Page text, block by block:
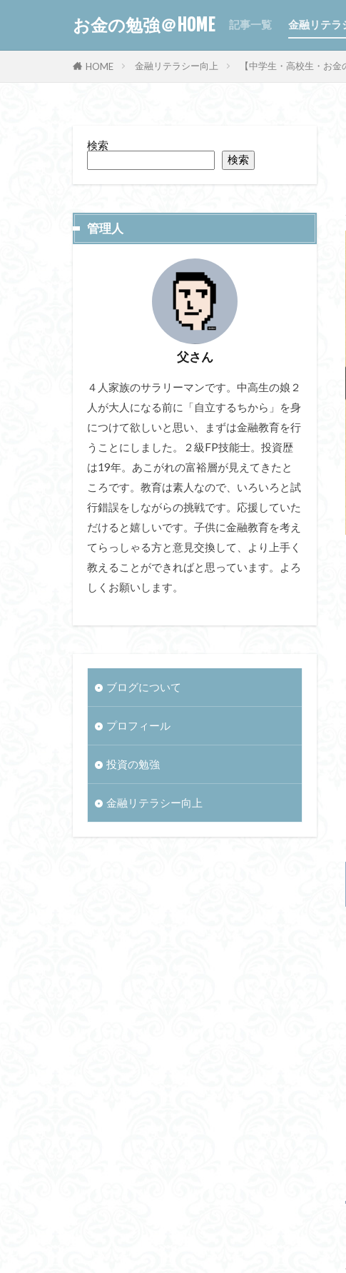
お金の勉強＠HOME 記事一覧 金融リテラ
HOME 金融リテラシー向上 【中学生・高校生・お
検索
検索
管理人
父さん
４人家族のサラリーマンです。中高生の娘２
人が大人になる前に「自立するちから」を身
につけて欲しいと思い、まずは金融教育を行
うことにしました。２級FP技能士。投資歴
は19年。あこがれの富裕層が見えてきたと
ころです。教育は素人なので、いろいろと試
行錯誤をしながらの挑戦です。応援していた
だけると嬉しいです。子供に金融教育を考え
てらっしゃる方と意見交換して、より上手く
教えることができればと思っています。よろ
しくお願いします。
ブログについて
プロフィール
投資の勉強
金融リテラシー向上